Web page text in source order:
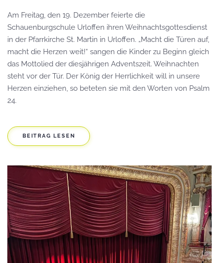
Am Freitag, den 19. Dezember feierte die
Schauenburgschule Urloffen ihren Weihnachtsgottesdienst
in der Pfarrkirche St. Martin in Urloffen. „Macht die Türen auf,
macht die Herzen weit!“ sangen die Kinder zu Beginn gleich
das Mottolied der diesjährigen Adventszeit. Weihnachten
steht vor der Tür. Der König der Herrlichkeit will in unsere
Herzen einziehen, so beteten sie mit den Worten von Psalm
24.
BEITRAG LESEN